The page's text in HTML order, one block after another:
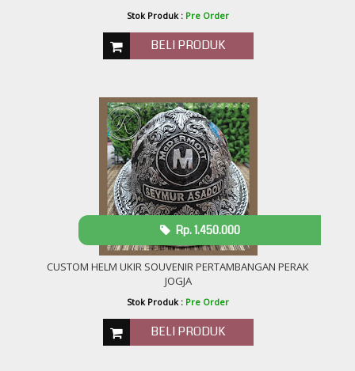
Stok Produk : Pre Order
BELI PRODUK
CUSTOM HELM UKIR SOUVENIR PERTAMBANGAN PERAK
JOGJA
Rp. 1.450.000
Stok Produk : Pre Order
BELI PRODUK